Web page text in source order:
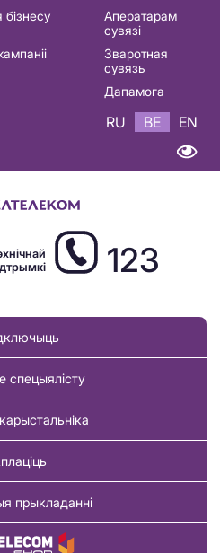
бізнесу
Аператарам
сувязі
Зваротная
сувязь
Дапамога
RU BE EN
123
спецыялісту
прыкладанні
тавар